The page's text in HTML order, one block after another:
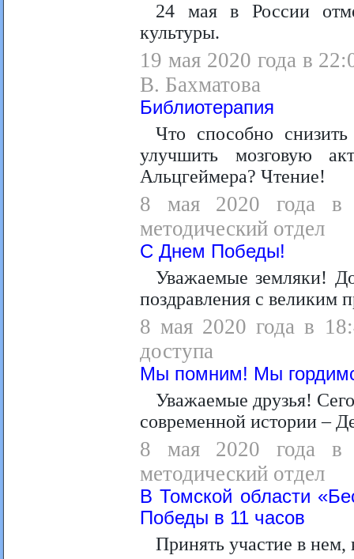
24 мая в России
культуры.
19 мая 2020 года в
В. Бахматова
Библиотерапия
Что способно
улучшить мозговую
Альцгеймера? Чтение!
8 мая 2020 года в
методический отдел
С Днем Победы!
Уважаемые земляки!
поздравления с великим
8 мая 2020 года в
доступа
Мы помним! Мы
Уважаемые друзья!
современной истории –
8 мая 2020 года в
методический отдел
В Томской области
Победы в 11 часов
Принять участие в